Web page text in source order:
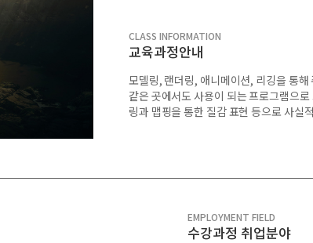
CLASS INFORMATION
교육과정안내
모델링, 랜더링, 애니메이션, 리깅을 통
같은 곳에서도 사용이 되는 프로그램으로
링과 맵핑을 통한 질감 표현 등으로 사실
EMPLOYMENT FIELD
수강과정 취업분야